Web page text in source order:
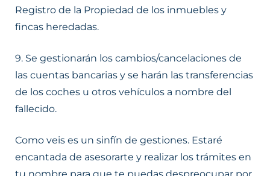
Registro de la Propiedad de los inmuebles y
fincas heredadas.
9. Se gestionarán los cambios/cancelaciones de
las cuentas bancarias y se harán las transferencias
de los coches u otros vehículos a nombre del
fallecido.
Como veis es un sinfín de gestiones. Estaré
encantada de asesorarte y realizar los trámites en